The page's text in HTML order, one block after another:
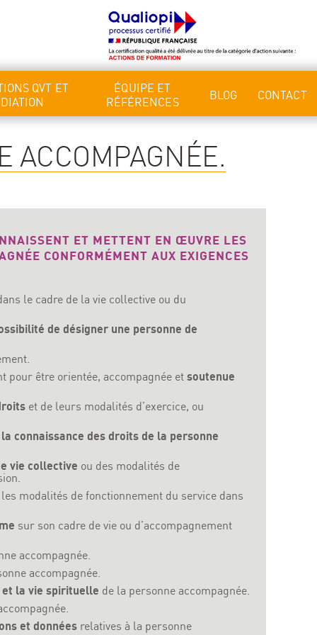
QVT ET
ÉQUIPE ET
RÉFÉRENCES
BLOG CONTACT
ACCOMPAGNÉE.
ET METTENT EN ŒUVRE LES
CONFORMÉMENT AUX EXIGENCES
le cadre de la vie collective ou du
de désigner une personne de
pour être orientée, accompagnée et soutenue
et de leurs modalités d’exercice, ou
connaissance des droits de la personne
vie collective ou des modalités de
les modalités de fonctionnement du service dans
sur son cadre de vie ou d’accompagnement
accompagnée.
accompagnée.
et la vie spirituelle de la personne accompagnée.
et données relatives à la personne